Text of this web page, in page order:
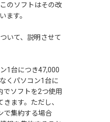
のソフトはその改
ます。
いて、説明させて
1台につき47,000
くパソコン1台に
でソフトを2つ使用
ます。ただし、
で集約する場合